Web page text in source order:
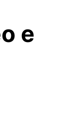
e